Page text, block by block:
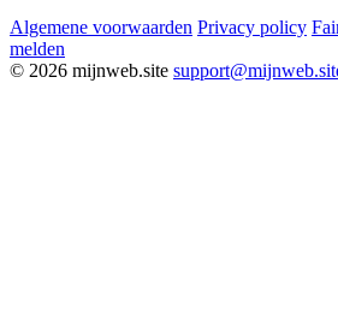
Algemene voorwaarden Privacy policy
melden
© 2026 mijnweb.site